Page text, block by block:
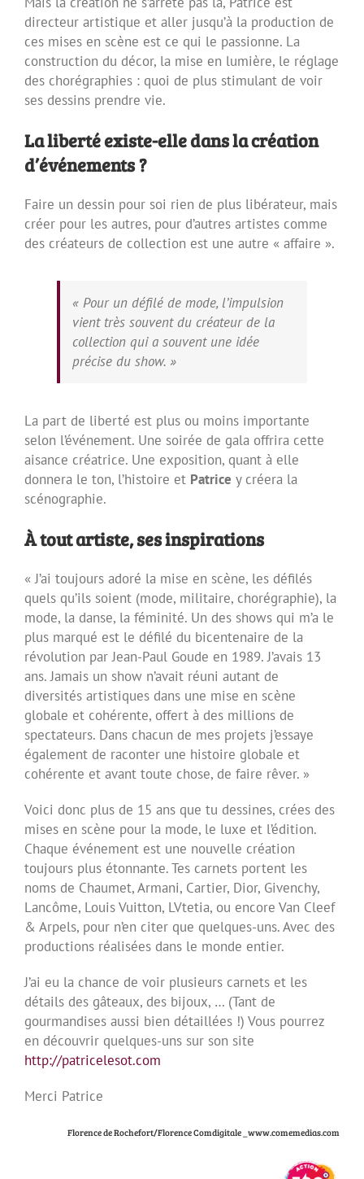
directeur artistique et aller jusqu’à la production de
ces mises en scène est ce qui le passionne. La
construction du décor, la mise en lumière, le réglage
des chorégraphies : quoi de plus stimulant de voir
ses dessins prendre vie.
La liberté existe-elle dans la création
d’événements ?
Faire un dessin pour soi rien de plus libérateur, mais
créer pour les autres, pour d’autres artistes comme
des créateurs de collection est une autre « affaire ».
« Pour un défilé de mode, l’impulsion
vient très souvent du créateur de la
collection qui a souvent une idée
précise du show. »
La part de liberté est plus ou moins importante
selon l’événement. Une soirée de gala offrira cette
aisance créatrice. Une exposition, quant à elle
donnera le ton, l’histoire et Patrice y créera la
scénographie.
À tout artiste, ses inspirations
« J’ai toujours adoré la mise en scène, les défilés
quels qu’ils soient (mode, militaire, chorégraphie), la
mode, la danse, la féminité. Un des shows qui m’a le
plus marqué est le défilé du bicentenaire de la
révolution par Jean-Paul Goude en 1989. J’avais 13
ans. Jamais un show n’avait réuni autant de
diversités artistiques dans une mise en scène
globale et cohérente, offert à des millions de
spectateurs. Dans chacun de mes projets j’essaye
également de raconter une histoire globale et
cohérente et avant toute chose, de faire rêver. »
Voici donc plus de 15 ans que tu dessines, crées des
mises en scène pour la mode, le luxe et l’édition.
Chaque événement est une nouvelle création
toujours plus étonnante. Tes carnets portent les
noms de Chaumet, Armani, Cartier, Dior, Givenchy,
Lancôme, Louis Vuitton, LVtetia, ou encore Van Cleef
& Arpels, pour n’en citer que quelques-uns. Avec des
productions réalisées dans le monde entier.
J’ai eu la chance de voir plusieurs carnets et les
détails des gâteaux, des bijoux, … (Tant de
gourmandises aussi bien détaillées !) Vous pourrez
en découvrir quelques-uns sur son site
http://patricelesot.com
Merci Patrice
Florence de Rochefort/Florence Comdigitale _www.comemedias.com